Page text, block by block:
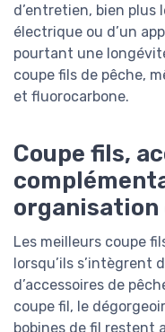
d’entretien, bien plus
électrique ou d’un
pourtant une
coupe fils de pêche,
et fluorocarbone.
Coupe fils,
organisation
Les meilleurs coupe
lorsqu’ils s’intègrent
d’accessoires de
coupe fil, le
bobines de fil restent